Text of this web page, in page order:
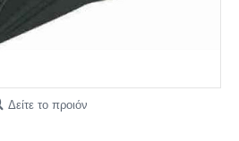
Δείτε το προιόν